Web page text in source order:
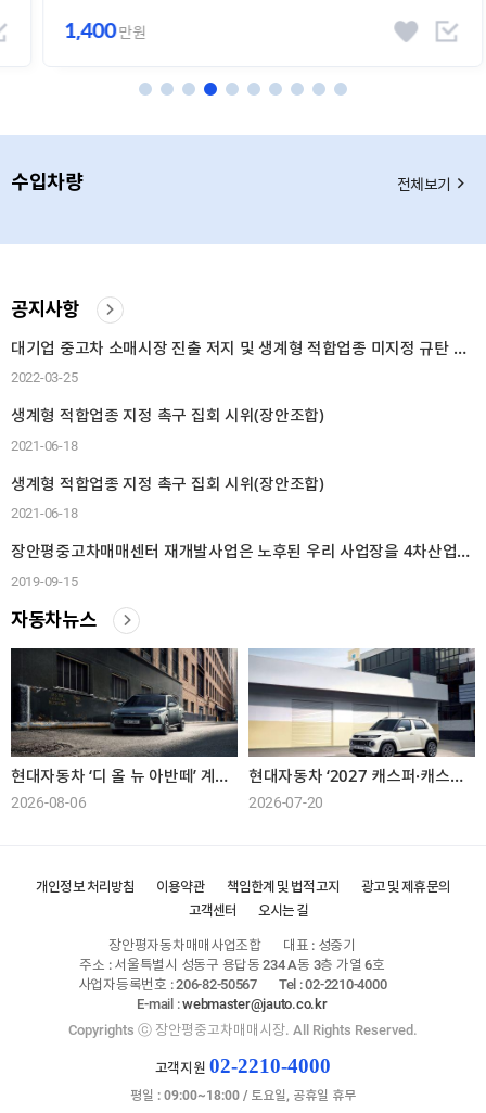
1,400만원
수입차량 전체보기
공지사항
대기업 중고차 소매시장 진출 저지 및 생계형 적합업종 미지정 규탄 집회 시위
2022-03-25
생계형 적합업종 지정 촉구 집회 시위(장안조합)
2021-06-18
생계형 적합업종 지정 촉구 집회 시위(장안조합)
2021-06-18
장안평중고차매매센터 재개발사업은 노후된 우리 사업장을 4차산업혁명에 맞추어 빠르게 진행이 되어야합니다.
2019-09-15
자동차뉴스
현대자동차 ‘디 올 뉴 아반떼’ 계약 개시
2026-08-06
현대자동차 ‘2027 캐스퍼·캐스퍼 일렉트릭’ 출시
2026-07-20
개인정보 처리방침 이용약관 책임한계 및 법적고지
광고 및 제휴문의
고객센터
오시는 길
장안평자동차매매사업조합
대표 : 성중기
주소 : 서울특별시 성동구 용답동 234 A동 3층 가열 6호
사업자등록번호 : 206-82-50567
Tel : 02-2210-4000
E-mail :webmaster@jauto.co.kr
Copyrights ⓒ 장안평중고차매매시장. All Rights Reserved.
고객지원 02-2210-4000
평일 : 09:00~18:00 / 토요일, 공휴일 휴무